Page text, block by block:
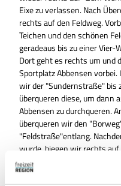
Eixe zu verlassen. Nach
rechts auf den Feldweg.
Teichen und den schönen
geradeaus bis zu einer Vier-
Dort geht es rechts um und
Sportplatz Abbensen
wir der "Sundernstraße" bis
überqueren diese, um dann
Abbensen zu durchqueren.
überqueren wir den
"Feldstraße"entlang.
wurde, biegen wir rechts
dieser bis wir zur nächsten
dann gleich wieder rechts,